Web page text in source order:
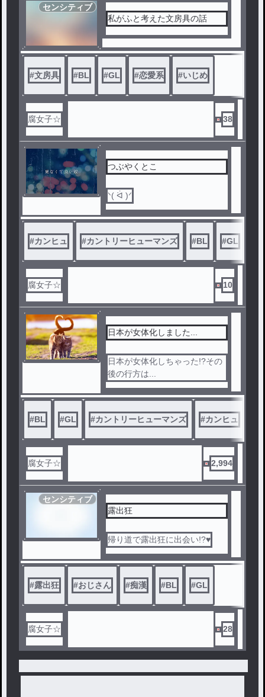
センシティブ
私がふと考えた文房具の話
#文房具 #BL #GL #恋愛系 #いじめ
腐女子☆ 38
つぶやくとこ
ᐠ( ᐛ )ᐟ
#カンヒュ #カントリーヒューマンズ #BL #GL
腐女子☆ 10
日本が女体化しました...
日本が女体化しちゃった!?その
後の行方は...
#BL #GL #カントリーヒューマンズ #カンヒュ
腐女子☆ 2,994
センシティブ
露出狂
帰り道で露出狂に出会い!?♥
#露出狂 #おじさん #痴漢 #BL #GL
腐女子☆ 28